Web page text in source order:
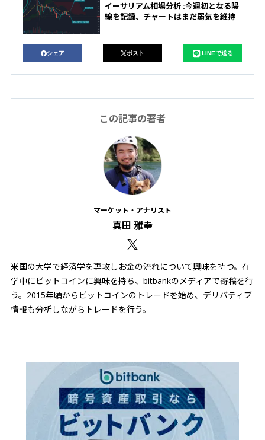
イーサリアム相場分析 :今週初となる陽
線を記録、チャートはまだ弱気を維持
シェア ポスト LINEで送る
この記事の著者
マーケット・アナリスト
真田 雅幸
米国の大学で経済学を専攻しお金の流れについて興味を持つ。在
学中にビットコインに興味を持ち、bitbankのメディアで寄稿を行
う。2015年頃からビットコインのトレードを始め、デリバティブ
情報も分析しながらトレードを行う。